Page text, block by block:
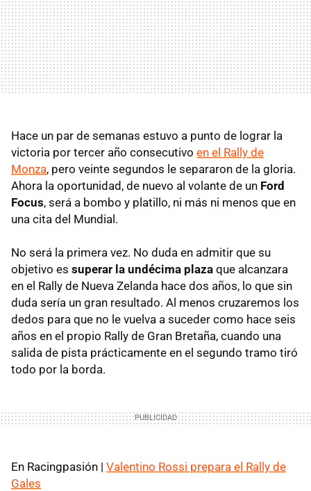
Hace un par de semanas estuvo a punto de lograr la
victoria por tercer año consecutivo en el Rally de
Monza, pero veinte segundos le separaron de la gloria.
Ahora la oportunidad, de nuevo al volante de un Ford
Focus, será a bombo y platillo, ni más ni menos que en
una cita del Mundial.
No será la primera vez. No duda en admitir que su
objetivo es superar la undécima plaza que alcanzara
en el Rally de Nueva Zelanda hace dos años, lo que sin
duda sería un gran resultado. Al menos cruzaremos los
dedos para que no le vuelva a suceder como hace seis
años en el propio Rally de Gran Bretaña, cuando una
salida de pista prácticamente en el segundo tramo tiró
todo por la borda.
En Racingpasión | Valentino Rossi prepara el Rally de
Gales